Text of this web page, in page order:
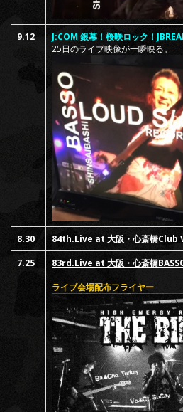
9.12 J:COM 銀幕！桜咲ロック！
25日のライブ映像が一瞬映る。
8.30
84th.Live at 大阪・心斎橋Club
7.25
83rd.Live at 大阪・心斎橋
ライブ会場配布フライヤー